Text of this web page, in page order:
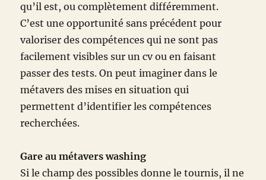
qu’il est, ou complètement différemment.
C’est une opportunité sans précédent pour
valoriser des compétences qui ne sont pas
facilement visibles sur un cv ou en faisant
passer des tests. On peut imaginer dans le
métavers des mises en situation qui
permettent d’identifier les compétences
recherchées.
Gare au métavers washing
Si le champ des possibles donne le tournis, il ne